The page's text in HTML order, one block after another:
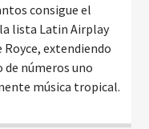
consigue el
lista Latin Airplay
extendiendo
de números uno
música tropical.